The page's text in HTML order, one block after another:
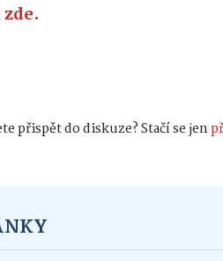
zde.
přispět do diskuze? Stačí se jen